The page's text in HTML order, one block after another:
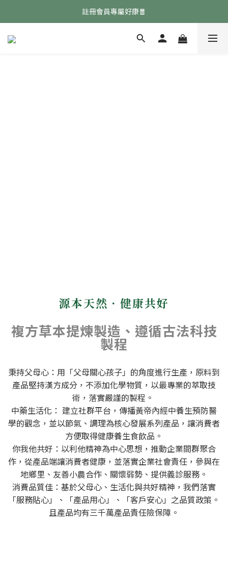
免費領取『均衡養生飲』點擊領取👉
註冊會員專屬好康🧧
免費領取『均衡養生飲』點擊領取👉
源本天然．健康共好
複方草本提煉製造、遵循古法科技
製程
秉持父母心：用「父母關心孩子」的角度進行生產，原料到
產品堅持漢方成分，不添加化學物質，以最專業的萃取技
術，落實嚴謹的製程。
中藥生活化： 建立社群平台，傳播黃帝內經中養生預防醫
學的觀念，並以節氣、調理為核心發展系列產品，讓消費者
方便取得健康養生食飲品。
你我他共好：以利他精神為中心思想，推動企業間群聚合
作，從產品端讓消費者健康，並落實企業社會責任，參與在
地鄉里、友善小農合作、關懷弱勢、提供義診服務。
消費品質佳：基於父母心、生活化與共好精神，我們落實
「服務貼心」、「產品用心」、「客戶安心」之品質政策。
且產品均有三千萬產品責任險保障。